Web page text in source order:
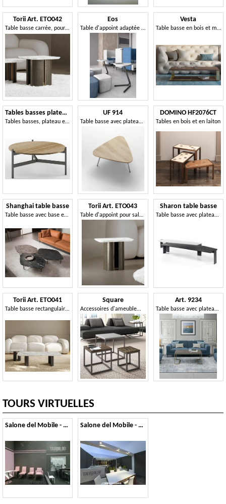
Torii Art. ETO042
Table basse carrée, pour le salon
Eos
Table d'appoint adaptée aux canapés et poufs
Vesta
Table basse en bois et métal, design minimaliste
Tables basses plateau bois
Tables basses, plateau en bois
UF 914
Table basse avec plateau triangulaire
DOMINO HF2076CT
Tables en bois et en laiton
Shanghai table basse
Table basse avec base en fer forgé
Torii Art. ETO043
Table d'appoint pour salon, avec plateau personnalisable
Sharon table basse
Table basse avec plateau en bois
Torii Art. ETO041
Table basse rectangulaire, pour salon
Square
Accessoires d'ameublement pour le salon
Art. 9234
Table basse avec plateau en bois et base en métal
TOURS VIRTUELLES
Salone del Mobile - 2012 Salone del Mobile - 2011